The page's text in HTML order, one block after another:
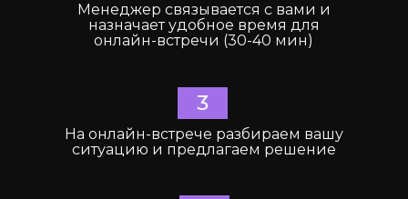
Менеджер связывается с вами и
назначает удобное время для
онлайн-встречи (30-40 мин)
3
На онлайн-встрече разбираем вашу
ситуацию и предлагаем решение